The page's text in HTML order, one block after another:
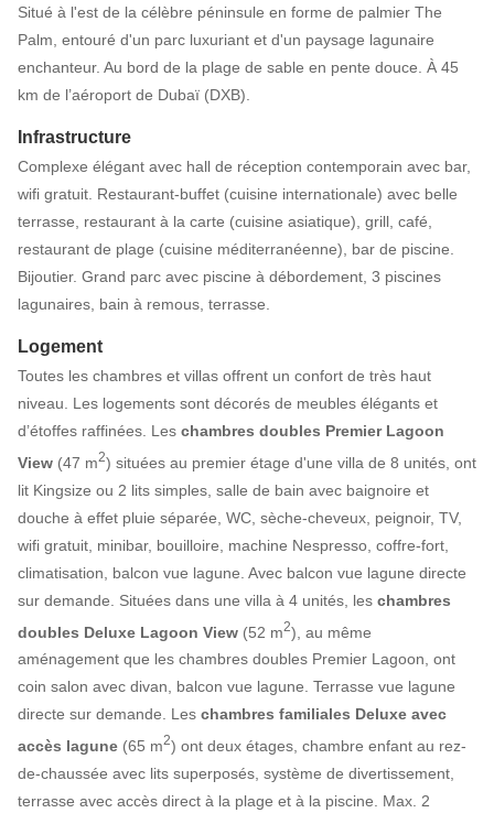
Situé à l'est de la célèbre péninsule en forme de palmier The
Palm, entouré d'un parc luxuriant et d'un paysage lagunaire
enchanteur. Au bord de la plage de sable en pente douce. À 45
km de l’aéroport de Dubaï (DXB).
Infrastructure
Complexe élégant avec hall de réception contemporain avec bar,
wifi gratuit. Restaurant-buffet (cuisine internationale) avec belle
terrasse, restaurant à la carte (cuisine asiatique), grill, café,
restaurant de plage (cuisine méditerranéenne), bar de piscine.
Bijoutier. Grand parc avec piscine à débordement, 3 piscines
lagunaires, bain à remous, terrasse.
Logement
Toutes les chambres et villas offrent un confort de très haut
niveau. Les logements sont décorés de meubles élégants et
d’étoffes raffinées. Les chambres doubles Premier Lagoon
View (47 m2) situées au premier étage d'une villa de 8 unités, ont
lit Kingsize ou 2 lits simples, salle de bain avec baignoire et
douche à effet pluie séparée, WC, sèche-cheveux, peignoir, TV,
wifi gratuit, minibar, bouilloire, machine Nespresso, coffre-fort,
climatisation, balcon vue lagune. Avec balcon vue lagune directe
sur demande. Situées dans une villa à 4 unités, les chambres
doubles Deluxe Lagoon View (52 m2), au même
aménagement que les chambres doubles Premier Lagoon, ont
coin salon avec divan, balcon vue lagune. Terrasse vue lagune
directe sur demande. Les chambres familiales Deluxe avec
accès lagune (65 m2) ont deux étages, chambre enfant au rez-
de-chaussée avec lits superposés, système de divertissement,
terrasse avec accès direct à la plage et à la piscine. Max. 2